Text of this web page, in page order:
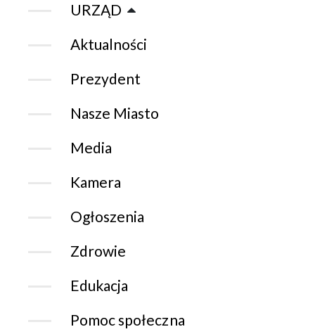
URZĄD
Aktualności
Prezydent
Nasze Miasto
Media
Kamera
Ogłoszenia
Zdrowie
Edukacja
Pomoc społeczna